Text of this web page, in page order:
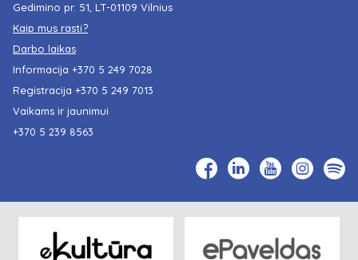
Gedimino pr. 51, LT-01109 Vilnius
Kaip mus rasti?
Darbo laikas
Informacija +370 5 249 7028
Registracija +370 5 249 7013
Vaikams ir jaunimui
+370 5 239 8563